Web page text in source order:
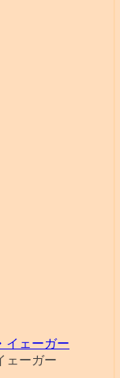
ェーガー